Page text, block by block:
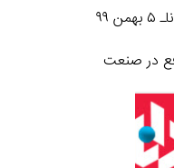
۹۹
در صنعت